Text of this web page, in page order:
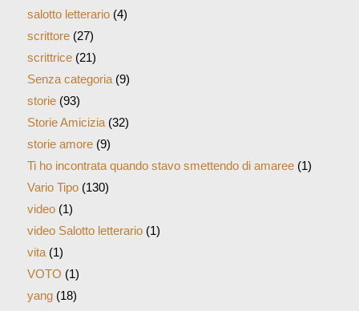
salotto letterario(4)
scrittore(27)
scrittrice(21)
Senza categoria(9)
storie(93)
Storie Amicizia(32)
storie amore(9)
Ti ho incontrata quando stavo smettendo di amaree(1)
Vario Tipo(130)
video(1)
video Salotto letterario(1)
vita(1)
VOTO (1)
yang(18)